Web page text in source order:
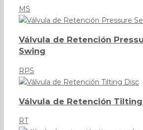
MS
Válvula de Retención
Swing
RPS
Válvula de Retención
RT